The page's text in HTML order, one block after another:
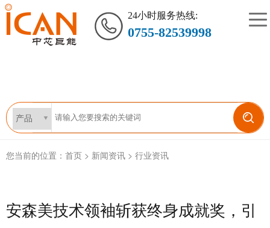
24小时服务热线:
0755-82539998
您当前的位置： 首页 > 新闻资讯 > 行业资讯
安森美技术领袖斩获终身成就奖，引